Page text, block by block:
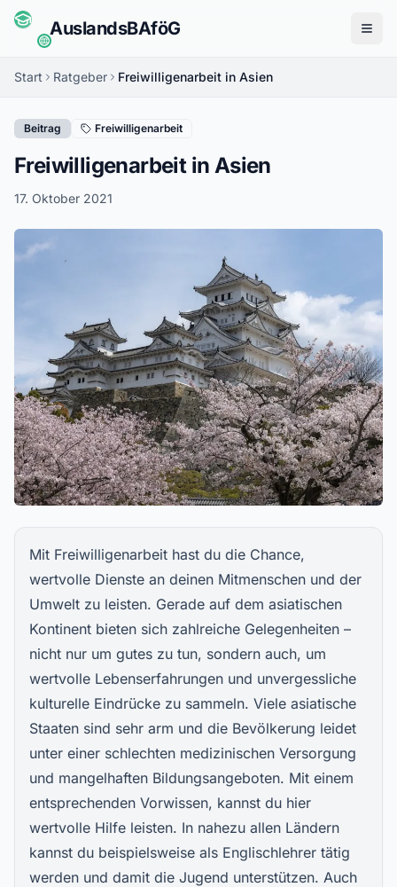
AuslandsBAföG
Start Ratgeber Freiwilligenarbeit in Asien
Beitrag Freiwilligenarbeit
Freiwilligenarbeit in Asien
17. Oktober 2021
Mit Freiwilligenarbeit hast du die Chance,
wertvolle Dienste an deinen Mitmenschen und der
Umwelt zu leisten. Gerade auf dem asiatischen
Kontinent bieten sich zahlreiche Gelegenheiten –
nicht nur um gutes zu tun, sondern auch, um
wertvolle Lebenserfahrungen und unvergessliche
kulturelle Eindrücke zu sammeln. Viele asiatische
Staaten sind sehr arm und die Bevölkerung leidet
unter einer schlechten medizinischen Versorgung
und mangelhaften Bildungsangeboten. Mit einem
entsprechenden Vorwissen, kannst du hier
wertvolle Hilfe leisten. In nahezu allen Ländern
kannst du beispielsweise als Englischlehrer tätig
werden und damit die Jugend unterstützen. Auch